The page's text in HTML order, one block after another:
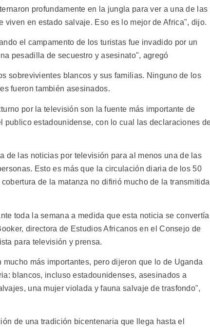
profundamente en la jungla para ver a una de las
viven en estado salvaje. Eso es lo mejor de Africa", dijo.
el campamento de los turistas fue invadido por un
pesadilla de secuestro y asesinato", agregó
sobrevivientes blancos y sus familias. Ninguno de los
fueron también asesinados.
por la televisión son la fuente más importante de
publico estadounidense, con lo cual las declaraciones
de las noticias por televisión para al menos una de las
Esto es más que la circulación diaria de los 50
de la matanza no difirió mucho de la transmitida
toda la semana a medida que esta noticia se convertía
directora de Estudios Africanos en el Consejo de
para televisión y prensa.
más importantes, pero dijeron que lo de Uganda
blancos, incluso estadounidenses, asesinados a
una mujer violada y fauna salvaje de trasfondo",
de una tradición bicentenaria que llega hasta el